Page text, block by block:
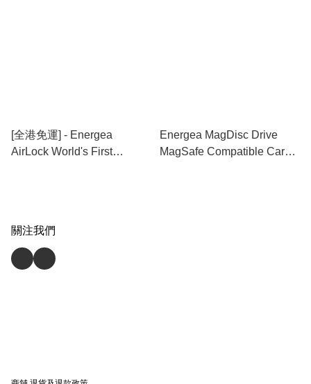
[全港免運] - Energea
AirLock World's First
Energea MagDisc Drive
MagSafe Compatible Car
關注我們